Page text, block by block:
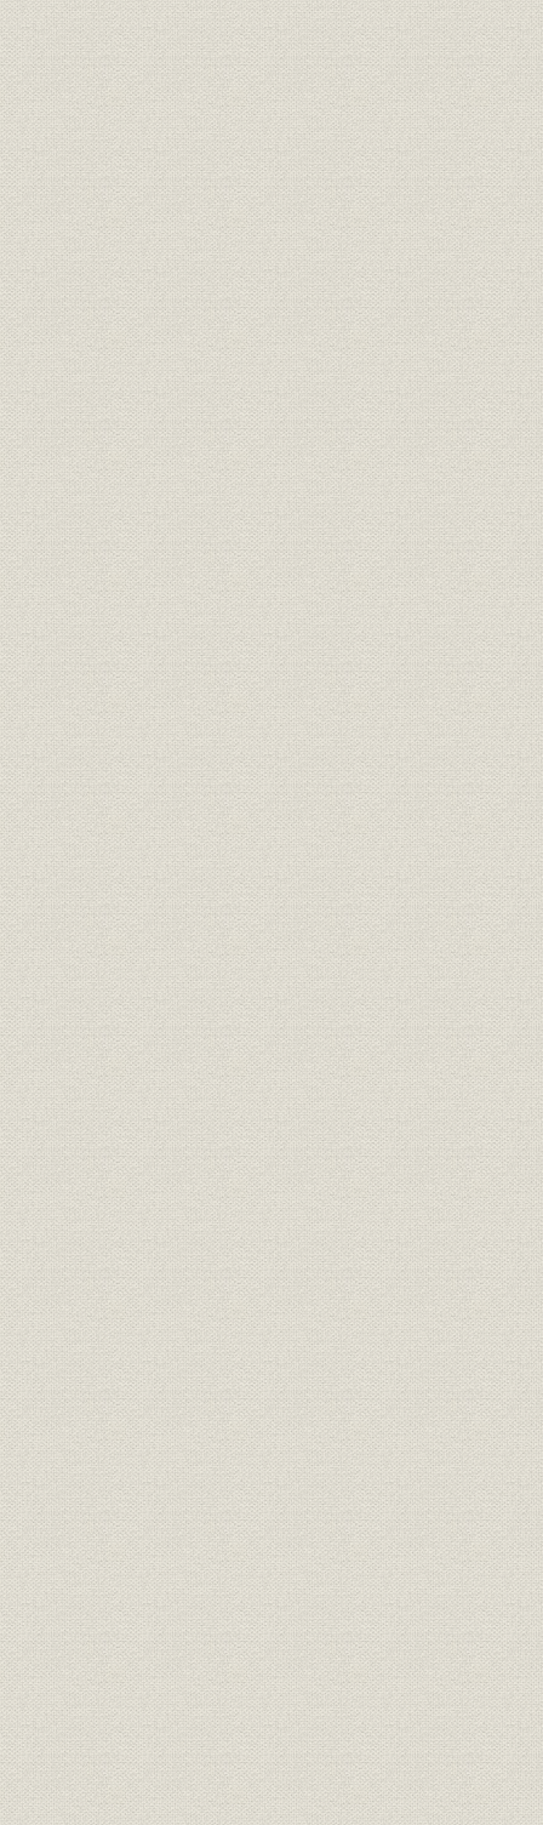
需給 府県別電力需要
1907(明治
年度
需給 府県別電力需要 東京
1907(明
年度
需給 府県別電力需要 神奈川
1907(明治
年度
需給 府県別電力需要 埼玉
1907(明治
年度
需給 府県別電力需要 千葉
1907(明治
年度
需給 府県別電力需要 茨城
1907(明治
年度
需給 府県別電力需要 栃木
1907(明
年度
需給 府県別電力需要 群馬
1907(明治
年度
需給 府県別電力需要 山梨
1907(明治
年度